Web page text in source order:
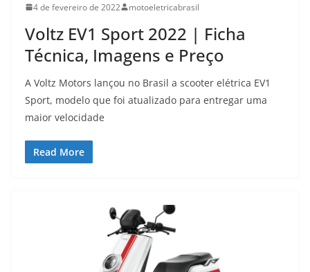
4 de fevereiro de 2022 motoeletricabrasil
Voltz EV1 Sport 2022 | Ficha
Técnica, Imagens e Preço
A Voltz Motors lançou no Brasil a scooter elétrica EV1
Sport, modelo que foi atualizado para entregar uma
maior velocidade
Read More